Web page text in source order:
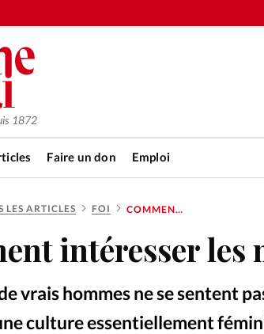
1872
Faire un don Emploi
chrétienne
Chronique
LES ARTICLES FOI COMMENT INTÉRESSER LES MECS À L’ÉGLISE
intéresser les
vrais hommes ne se sentent
culture essentiellement